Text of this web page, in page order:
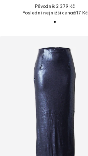
Původně: 2 379 Kč
Poslední nejnižší cena:617 Kč